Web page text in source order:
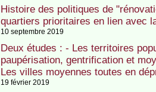
Histoire des politiques de
quartiers prioritaires en lien avec
10 septembre 2019
Deux études : - Les territoires
paupérisation, gentrification et
Les villes moyennes toutes en
19 février 2019